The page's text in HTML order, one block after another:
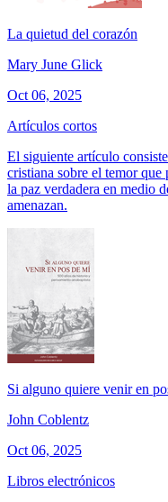
La quietud del corazón
Mary June Glick
Oct 06, 2025
Artículos cortos
El siguiente artículo
cristiana sobre el temor que
la paz verdadera en medio
amenazan.
Si alguno quiere venir en
John Coblentz
Oct 06, 2025
Libros electrónicos